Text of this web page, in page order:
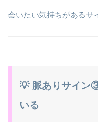
会いたい気持ちがあるサ
💡 脈ありサイン
いる